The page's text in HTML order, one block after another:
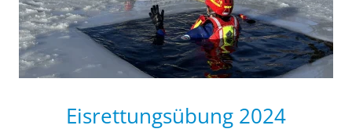
Eisrettungsübung 2024